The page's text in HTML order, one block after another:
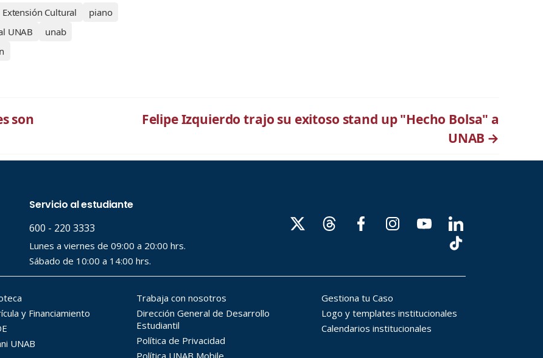
Extensión Cultural
piano
UNAB
unab
son
Felipe Izquierdo trajo su exitoso stand up "Hecho Bolsa" a
UNAB →